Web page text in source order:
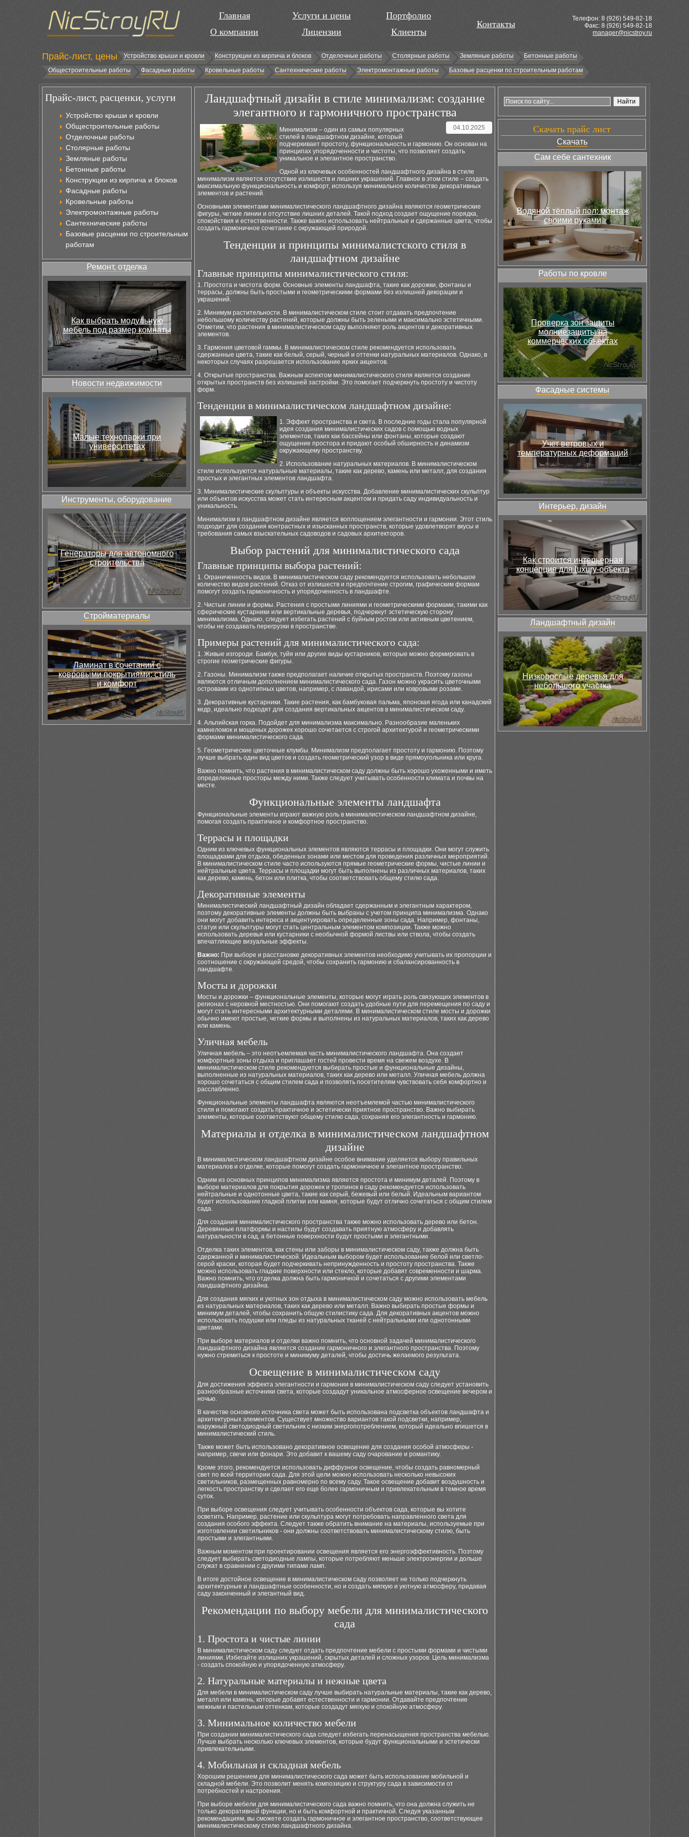
Главная
О компании
Услуги и цены
Лицензии
Портфолио
Клиенты
Контакты
Телефон: 8 (926) 549-82-18
Факс: 8 (926) 549-82-18
manager@nicstroy.ru
Прайс-лист, цены Устройство крыши и кровли Конструкции из кирпича и блоков Отделочные работы Столярные работы Земляные работы
Бетонные работы
Общестроительные работы
Фасадные работы Кровельные работы Сантехнические работы Электромонтажные работы Базовые расценки по строительным работам
Прайс-лист, расценки, услуги
Устройство крыши и кровли
Общестроительные работы
Отделочные работы
Столярные работы
Земляные работы
Бетонные работы
Конструкции из кирпича и блоков
Фасадные работы
Кровельные работы
Электромонтажные работы
Сантехнические работы
Базовые расценки по строительным
работам
Ремонт, отделка
Как выбрать модульную
мебель под размер комнаты
Новости недвижимости
Малые технопарки при
университетах
Инструменты, оборудование
Генераторы для автономного
строительства
Стройматериалы
Ламинат в сочетании с
ковровыми покрытиями: стиль
и комфорт
Ландшафтный дизайн в стиле минимализм: создание
элегантного и гармоничного пространства
04.10.2025
Минимализм – один из самых популярных
стилей в ландшафтном дизайне, который
подчеркивает простоту, функциональность и гармонию. Он основан на
принципах упорядоченности и чистоты, что позволяет создать
уникальное и элегантное пространство.
Одной из ключевых особенностей ландшафтного дизайна в стиле
минимализм является отсутствие излишеств и лишних украшений. Главное в этом стиле – создать
максимальную функциональность и комфорт, используя минимальное количество декоративных
элементов и растений.
Основными элементами минималистического ландшафтного дизайна являются геометрические
фигуры, четкие линии и отсутствие лишних деталей. Такой подход создает ощущение порядка,
спокойствия и естественности. Также важно использовать нейтральные и сдержанные цвета, чтобы
создать гармоничное сочетание с окружающей природой.
Тенденции и принципы минималистского стиля в
ландшафтном дизайне
Главные принципы минималистического стиля:
1. Простота и чистота форм. Основные элементы ландшафта, такие как дорожки, фонтаны и
террасы, должны быть простыми и геометрическими формами без излишней декорации и
украшений.
2. Минимум растительности. В минималистическом стиле стоит отдавать предпочтение
небольшому количеству растений, которые должны быть зелеными и максимально эстетичными.
Отметим, что растения в минималистическом саду выполняют роль акцентов и декоративных
элементов.
3. Гармония цветовой гаммы. В минималистическом стиле рекомендуется использовать
сдержанные цвета, такие как белый, серый, черный и оттенки натуральных материалов. Однако, в
некоторых случаях разрешается использование ярких акцентов.
4. Открытые пространства. Важным аспектом минималистического стиля является создание
открытых пространств без излишней застройки. Это помогает подчеркнуть простоту и чистоту
форм.
Тенденции в минималистическом ландшафтном дизайне:
1. Эффект пространства и света. В последние годы стала популярной
идея создания минималистических садов с помощью водных
элементов, таких как бассейны или фонтаны, которые создают
ощущение простора и придают особый обширность и динамизм
окружающему пространству.
2. Использование натуральных материалов. В минималистическом
стиле используются натуральные материалы, такие как дерево, камень или металл, для создания
простых и элегантных элементов ландшафта.
3. Минималистические скульптуры и объекты искусства. Добавление минималистических скульптур
или объектов искусства может стать интересным акцентом и придать саду индивидуальность и
уникальность.
Минимализм в ландшафтном дизайне является воплощением элегантности и гармонии. Этот стиль
подходит для создания контрастных и изысканных пространств, которые удовлетворят вкусы и
требования самых взыскательных садоводов и садовых архитекторов.
Выбор растений для минималистического сада
Главные принципы выбора растений:
1. Ограниченность видов. В минималистическом саду рекомендуется использовать небольшое
количество видов растений. Отказ от излишеств и предпочтение строгим, графическим формам
помогут создать гармоничность и упорядоченность в ландшафте.
2. Чистые линии и формы. Растения с простыми линиями и геометрическими формами, такими как
сферические кустарники или вертикальные деревья, подчеркнут эстетическую сторону
минимализма. Однако, следует избегать растений с буйным ростом или активным цветением,
чтобы не создавать перегрузки в пространстве.
Примеры растений для минималистического сада:
1. Живые изгороди. Бамбук, туйя или другие виды кустарников, которые можно формировать в
строгие геометрические фигуры.
2. Газоны. Минимализм также предполагает наличие открытых пространств. Поэтому газоны
являются отличным дополнением минималистического сада. Газон можно украсить цветочными
островами из однотипных цветов, например, с лавандой, ирисами или ковровыми розами.
3. Декоративные кустарники. Такие растения, как бамбуковая пальма, японская ягода или канадский
кедр, идеально подходят для создания вертикальных акцентов в минималистическом саду.
4. Альпийская горка. Подойдет для минимализма максимально. Разнообразие маленьких
камнеломок и мощеных дорожек хорошо сочетается с строгой архитектурой и геометрическими
формами минималистического сада.
5. Геометрические цветочные клумбы. Минимализм предполагает простоту и гармонию. Поэтому
лучше выбрать один вид цветов и создать геометрический узор в виде прямоугольника или круга.
Важно помнить, что растения в минималистическом саду должны быть хорошо ухоженными и иметь
определенные просторы между ними. Также следует учитывать особенности климата и почвы на
месте.
Функциональные элементы ландшафта
Функциональные элементы играют важную роль в минималистическом ландшафтном дизайне,
помогая создать практичное и комфортное пространство.
Террасы и площадки
Одним из ключевых функциональных элементов являются террасы и площадки. Они могут служить
площадками для отдыха, обеденных зонами или местом для проведения различных мероприятий.
В минималистическом стиле часто используются прямые геометрические формы, чистые линии и
нейтральные цвета. Террасы и площадки могут быть выполнены из различных материалов, таких
как дерево, камень, бетон или плитка, чтобы соответствовать общему стилю сада.
Декоративные элементы
Минималистический ландшафтный дизайн обладает сдержанным и элегантным характером,
поэтому декоративные элементы должны быть выбраны с учетом принципа минимализма. Однако
они могут добавить интереса и акцентуировать определенные зоны сада. Например, фонтаны,
статуи или скульптуры могут стать центральным элементом композиции. Также можно
использовать деревья или кустарники с необычной формой листвы или ствола, чтобы создать
впечатляющие визуальные эффекты.
Важно: При выборе и расстановке декоративных элементов необходимо учитывать их пропорции и
соотношение с окружающей средой, чтобы сохранить гармонию и сбалансированность в
ландшафте.
Мосты и дорожки
Мосты и дорожки – функциональные элементы, которые могут играть роль связующих элементов в
регионах с неровной местностью. Они помогают создать удобные пути для перемещения по саду и
могут стать интересными архитектурными деталями. В минималистическом стиле мосты и дорожки
обычно имеют простые, четкие формы и выполнены из натуральных материалов, таких как дерево
или камень.
Уличная мебель
Уличная мебель – это неотъемлемая часть минималистического ландшафта. Она создает
комфортные зоны отдыха и приглашает гостей провести время на свежем воздухе. В
минималистическом стиле рекомендуется выбирать простые и функциональные дизайны,
выполненные из натуральных материалов, таких как дерево или металл. Уличная мебель должна
хорошо сочетаться с общим стилем сада и позволять посетителям чувствовать себя комфортно и
расслабленно.
Функциональные элементы ландшафта являются неотъемлемой частью минималистического
стиля и помогают создать практичное и эстетически приятное пространство. Важно выбирать
элементы, которые соответствуют общему стилю сада, сохраняя его элегантность и гармонию.
Материалы и отделка в минималистическом ландшафтном
дизайне
В минималистическом ландшафтном дизайне особое внимание уделяется выбору правильных
материалов и отделке, которые помогут создать гармоничное и элегантное пространство.
Одним из основных принципов минимализма является простота и минимум деталей. Поэтому в
выборе материалов для покрытия дорожек и тропинок в саду рекомендуется использовать
нейтральные и однотонные цвета, такие как серый, бежевый или белый. Идеальным вариантом
будет использование гладкой плитки или камня, которые будут отлично сочетаться с общим стилем
сада.
Для создания минималистического пространства также можно использовать дерево или бетон.
Деревянные платформы и настилы будут создавать приятную атмосферу и добавлять
натуральности в сад, а бетонные поверхности будут простыми и элегантными.
Отделка таких элементов, как стены или заборы в минималистическом саду, также должна быть
сдержанной и минималистической. Идеальным выбором будет использование белой или светло-
серой краски, которая будет подчеркивать непринужденность и простоту пространства. Также
можно использовать гладкие поверхности или стекло, которые добавят современности и шарма.
Важно помнить, что отделка должна быть гармоничной и сочетаться с другими элементами
ландшафтного дизайна.
Для создания мягких и уютных зон отдыха в минималистическом саду можно использовать мебель
из натуральных материалов, таких как дерево или металл. Важно выбирать простые формы и
минимум деталей, чтобы сохранить общую стилистику сада. Для декоративных акцентов можно
использовать подушки или пледы из натуральных тканей с нейтральными или однотонными
цветами.
При выборе материалов и отделки важно помнить, что основной задачей минималистического
ландшафтного дизайна является создание гармоничного и элегантного пространства. Поэтому
нужно стремиться к простоте и минимуму деталей, чтобы достичь желаемого результата.
Освещение в минималистическом саду
Для достижения эффекта элегантности и гармонии в минималистическом саду следует установить
разнообразные источники света, которые создадут уникальное атмосферное освещение вечером и
ночью.
В качестве основного источника света может быть использована подсветка объектов ландшафта и
архитектурных элементов. Существует множество вариантов такой подсветки, например,
наружный светодиодный светильник с низким энергопотреблением, который идеально впишется в
минималистический стиль.
Также может быть использовано декоративное освещение для создания особой атмосферы -
например, свечи или фонари. Это добавит к вашему саду очарование и романтику.
Кроме этого, рекомендуется использовать диффузное освещение, чтобы создать равномерный
свет по всей территории сада. Для этой цели можно использовать несколько невысоких
светильников, размещенных равномерно по всему саду. Такое освещение добавит воздушность и
легкость пространству и сделает его еще более гармоничным и привлекательным в темное время
суток.
При выборе освещения следует учитывать особенности объектов сада, которые вы хотите
осветить. Например, растение или скульптура могут потребовать направленного света для
создания особого эффекта. Следует также обратить внимание на материалы, используемые при
изготовлении светильников - они должны соответствовать минималистическому стилю, быть
простыми и элегантными.
Важным моментом при проектировании освещения является его энергоэффективность. Поэтому
следует выбирать светодиодные лампы, которые потребляют меньше электроэнергии и дольше
служат в сравнении с другими типами ламп.
В итоге достойное освещение в минималистическом саду позволяет не только подчеркнуть
архитектурные и ландшафтные особенности, но и создать мягкую и уютную атмосферу, придавая
саду законченный и элегантный вид.
Рекомендации по выбору мебели для минималистического
сада
1. Простота и чистые линии
В минималистическом саду следует отдать предпочтение мебели с простыми формами и чистыми
линиями. Избегайте излишних украшений, скрытых деталей и сложных узоров. Цель минимализма
- создать спокойную и упорядоченную атмосферу.
2. Натуральные материалы и нежные цвета
Для мебели в минималистическом саду лучше выбирать натуральные материалы, такие как дерево,
металл или камень, которые добавят естественности и гармонии. Отдавайте предпочтение
нежным и пастельным оттенкам, которые создадут мягкую и спокойную атмосферу.
3. Минимальное количество мебели
При создании минималистического сада следует избегать перенасыщения пространства мебелью.
Лучше выбрать несколько ключевых элементов, которые будут функциональными и эстетически
привлекательными.
4. Мобильная и складная мебель
Хорошим решением для минималистического сада может быть использование мобильной и
складной мебели. Это позволит менять композицию и структуру сада в зависимости от
потребностей и настроения.
При выборе мебели для минималистического сада важно помнить, что она должна служить не
только декоративной функции, но и быть комфортной и практичной. Следуя указанным
рекомендациям, вы сможете создать гармоничное и элегантное пространство, соответствующее
минималистическому стилю ландшафтного дизайна.
Скачать прайс лист
Скачать
Сам себе сантехник
Водяной тёплый пол: монтаж
своими руками
Работы по кровле
Проверка зон защиты
молниезащиты на
коммерческих объектах
Фасадные системы
Учет ветровых и
температурных деформаций
Интерьер, дизайн
Как строится интерьерная
концепция для luxury-объекта
Ландшафтный дизайн
Низкорослые деревья для
небольшого участка